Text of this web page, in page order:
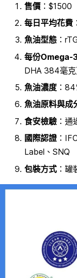
售價 ：$1500
每日平均花費
魚油型態 ：
每份Omega-
DHA 384毫克
魚油濃度 ：
魚油原料與成
食安檢驗 ：
國際認證：
Label、SNQ
包裝方式 ：罐